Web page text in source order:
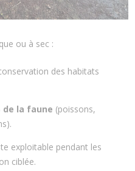
ou à sec :
des habitats
de la faune (poissons,
exploitable pendant les
ciblée.